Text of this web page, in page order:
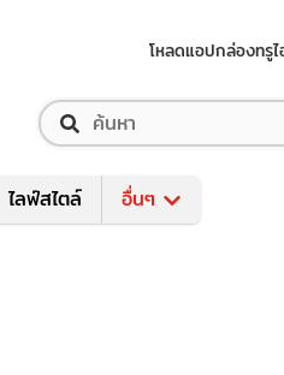
โหลดแอปกล่องทรู
ไลฟ์สไตล์ อื่นๆ